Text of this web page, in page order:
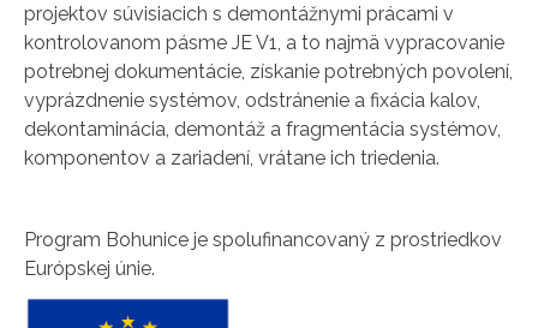
projektov súvisiacich s demontážnymi prácami v
kontrolovanom pásme JE V1, a to najmä vypracovanie
potrebnej dokumentácie, získanie potrebných povolení,
vyprázdnenie systémov, odstránenie a fixácia kalov,
dekontaminácia, demontáž a fragmentácia systémov,
komponentov a zariadení, vrátane ich triedenia.
Program Bohunice je spolufinancovaný z prostriedkov
Európskej únie.